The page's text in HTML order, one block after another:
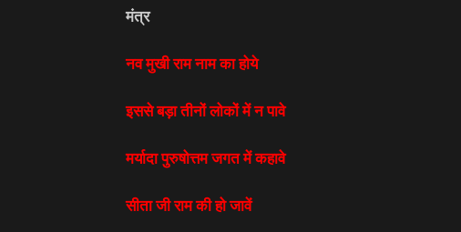
मंत्र
नव मुखी राम नाम का होये
इससे बड़ा तीनों लोकों में न पावे
मर्यादा पुरुषोत्तम जगत में कहावे
सीता जी राम की हो जावें